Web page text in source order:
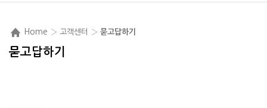
Home › 고객센터 › 묻고답하기
묻고답하기